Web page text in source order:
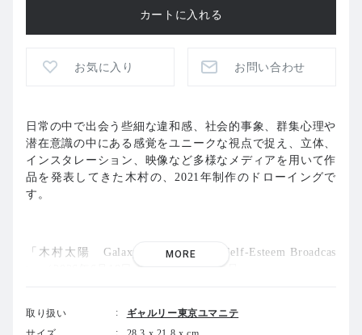
お気に入り お問い合わせ
日常の中で出会う些細な違和感、社会的事象、群集心理や
潜在意識の中にある感覚をユニークな視点で捉え、立体、
インスタレーション、映像など多様なメディアを用いて作
品を発表してきた木村の、2021年制作のドローイングで
す。
「木村太陽 Galaxy I Sink / Virgo Self-Esteem Broadcas
2021年12月6日-12月25日）出品作品。
MORE
取り扱い
ギャルリー東京ユマニテ